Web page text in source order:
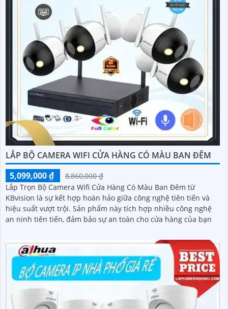
LẮP BỘ CAMERA WIFI CỬA HÀNG CÓ MÀU BAN ĐÊM
5,099,000 ₫
8,860,000 ₫
Lắp Trọn Bộ Camera Wifi Cửa Hàng Có Màu Ban Đêm từ
KBvision là sự kết hợp hoàn hảo giữa công nghệ tiên tiến và
hiệu suất vượt trội. Sản phẩm này tích hợp nhiều công nghệ
an ninh tiên tiến, đảm bảo sự an toàn cho cửa hàng của bạn